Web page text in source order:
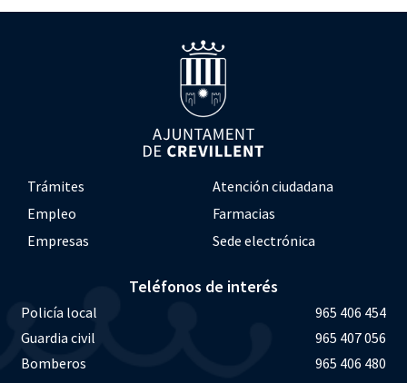
Trámites
Atención ciudadana
Empleo
Farmacias
Empresas
Sede electrónica
Teléfonos de interés
Policía local
965 406 454
Guardia civil
965 407 056
Bomberos
965 406 480